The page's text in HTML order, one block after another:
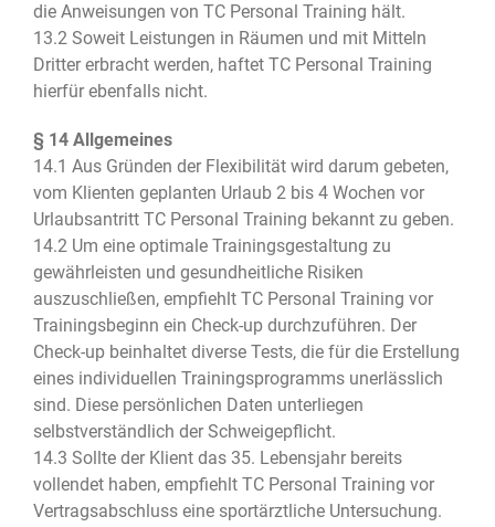
die Anweisungen von TC Personal Training hält.
13.2 Soweit Leistungen in Räumen und mit Mitteln
Dritter erbracht werden, haftet TC Personal Training
hierfür ebenfalls nicht.
§ 14 Allgemeines
14.1 Aus Gründen der Flexibilität wird darum gebeten,
vom Klienten geplanten Urlaub 2 bis 4 Wochen vor
Urlaubsantritt TC Personal Training bekannt zu geben.
14.2 Um eine optimale Trainingsgestaltung zu
gewährleisten und gesundheitliche Risiken
auszuschließen, empfiehlt TC Personal Training vor
Trainingsbeginn ein Check-up durchzuführen. Der
Check-up beinhaltet diverse Tests, die für die Erstellung
eines individuellen Trainingsprogramms unerlässlich
sind. Diese persönlichen Daten unterliegen
selbstverständlich der Schweigepflicht.
14.3 Sollte der Klient das 35. Lebensjahr bereits
vollendet haben, empfiehlt TC Personal Training vor
Vertragsabschluss eine sportärztliche Untersuchung.